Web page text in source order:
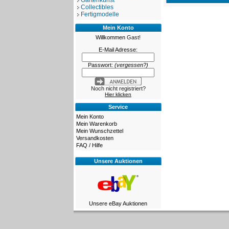
Collectibles
Fertigmodelle
Mein Konto
Willkommen Gast!
E-Mail Adresse:
Passwort: (vergessen?)
Noch nicht registriert?
Hier klicken
Service
Mein Konto
Mein Warenkorb
Mein Wunschzettel
Versandkosten
FAQ / Hilfe
Unsere Auktionen
Unsere eBay Auktionen